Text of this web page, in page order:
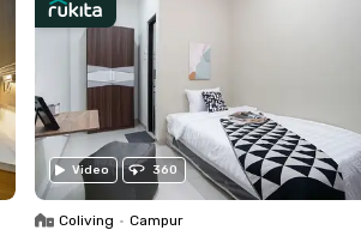
Video 360
Coliving • Campur